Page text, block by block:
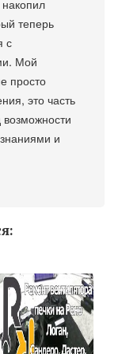
теперь
с
Мой
просто
это часть
и